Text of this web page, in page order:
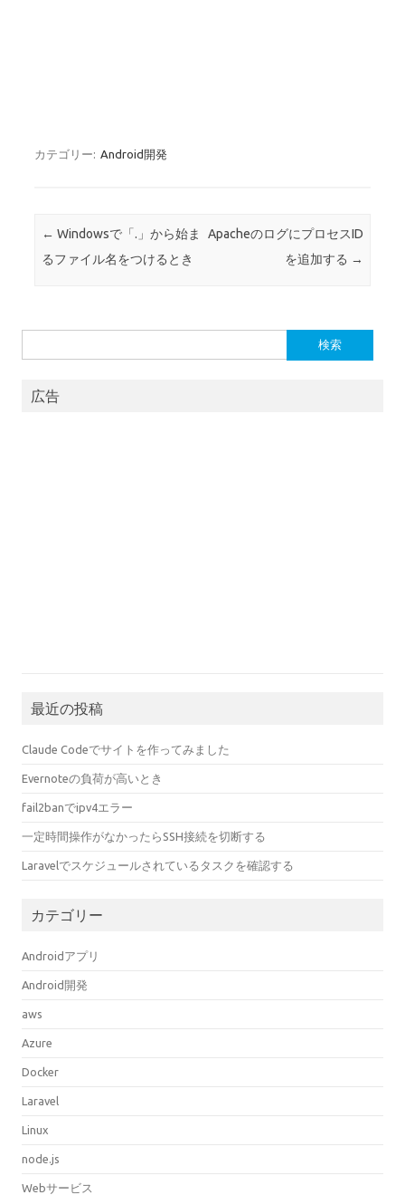
カテゴリー: Android開発
投稿ナビゲーション
← Windowsで「.」から始ま
るファイル名をつけるとき
ApacheのログにプロセスID
を追加する →
索:
広告
最近の投稿
Claude Codeでサイトを作ってみました
Evernoteの負荷が高いとき
fail2banでipv4エラー
一定時間操作がなかったらSSH接続を切断する
Laravelでスケジュールされているタスクを確認する
カテゴリー
Androidアプリ
Android開発
aws
Azure
Docker
Laravel
Linux
node.js
Webサービス